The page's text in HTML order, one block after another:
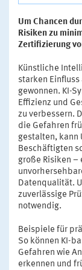
Um Chancen
Risiken zu
Zertifizierung
Künstliche
starken
gewonnen. KI-
Effizienz und
zu verbessern.
die Gefahren
gestalten, kann
Beschäftigten
große Risiken –
Datenqualität.
zuverlässige
notwendig.
Beispiele für
So können KI-
Gefahren wie
erkennen und